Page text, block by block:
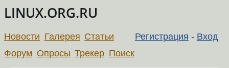
LINUX.ORG.RU
Регистрация - Вход
Новости Галерея Статьи
Форум Опросы Трекер Поиск